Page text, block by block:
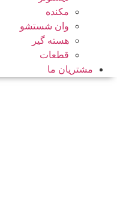
مکنده
وان شستشو
هسته گیر
قطعات
مشتریان ما